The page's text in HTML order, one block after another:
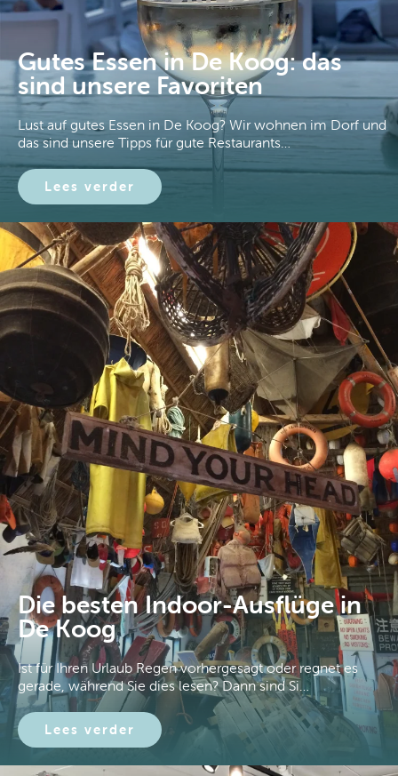
Gutes Essen in De Koog: das
sind unsere Favoriten
Lust auf gutes Essen in De Koog? Wir wohnen im Dorf und
das sind unsere Tipps für gute Restaurants…
Lees verder
Die besten Indoor-Ausflüge in
De Koog
Ist für Ihren Urlaub Regen vorhergesagt oder regnet es
gerade, während Sie dies lesen? Dann sind Si…
Lees verder